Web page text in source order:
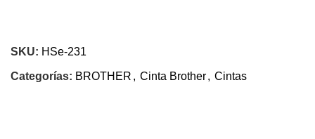
SKU: HSe-231
Categorías: BROTHER , Cinta Brother, Cintas